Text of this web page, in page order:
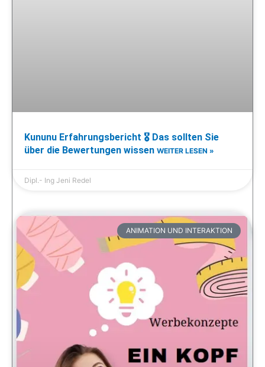
Kununu Erfahrungsbericht 🎖️ Das sollten Sie
über die Bewertungen wissen WEITER LESEN »
Dipl.- Ing Jeni Redel
ANIMATION UND INTERAKTION